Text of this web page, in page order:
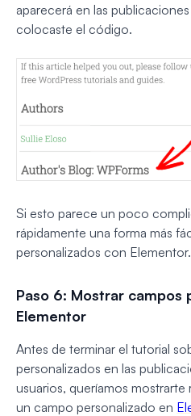
aparecerá en las
colocaste el código.
Si esto parece un poco
rápidamente una forma más
personalizados con Elementor.
Paso 6: Mostrar campos
Elementor
Antes de terminar el tutorial
personalizados en las
usuarios, queríamos
un campo personalizado en